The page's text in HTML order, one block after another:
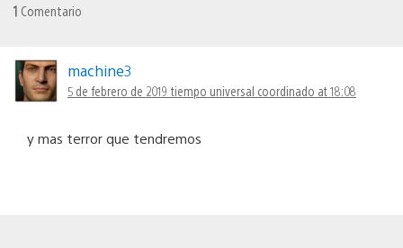
1 Comentario
machine3
5 de febrero de 2019 tiempo universal coordinado at 18:08
y mas terror que tendremos